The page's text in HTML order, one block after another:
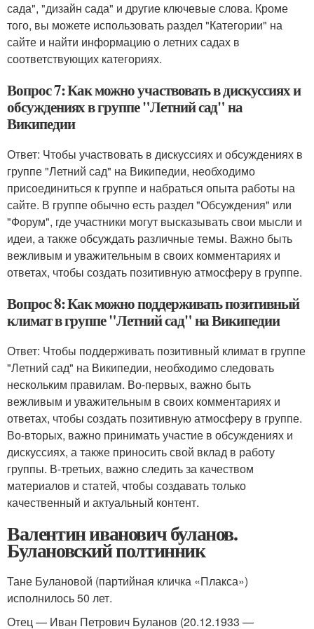
сада", "дизайн сада" и другие ключевые слова. Кроме
того, вы можете использовать раздел "Категории" на
сайте и найти информацию о летних садах в
соответствующих категориях.
Вопрос 7: Как можно участвовать в дискуссиях и
обсуждениях в группе "Летний сад" на
Википедии
Ответ: Чтобы участвовать в дискуссиях и обсуждениях в
группе "Летний сад" на Википедии, необходимо
присоединиться к группе и набраться опыта работы на
сайте. В группе обычно есть раздел "Обсуждения" или
"Форум", где участники могут высказывать свои мысли и
идеи, а также обсуждать различные темы. Важно быть
вежливым и уважительным в своих комментариях и
ответах, чтобы создать позитивную атмосферу в группе.
Вопрос 8: Как можно поддерживать позитивный
климат в группе "Летний сад" на Википедии
Ответ: Чтобы поддерживать позитивный климат в группе
"Летний сад" на Википедии, необходимо следовать
нескольким правилам. Во-первых, важно быть
вежливым и уважительным в своих комментариях и
ответах, чтобы создать позитивную атмосферу в группе.
Во-вторых, важно принимать участие в обсуждениях и
дискуссиях, а также приносить свой вклад в работу
группы. В-третьих, важно следить за качеством
материалов и статей, чтобы создавать только
качественный и актуальный контент.
Валентин иванович буланов.
Булановский полтинник
Тане Булановой (партийная кличка «Плакса»)
исполнилось 50 лет.
Отец — Иван Петрович Буланов (20.12.1933 —